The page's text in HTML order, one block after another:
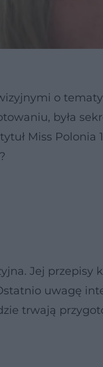
o
była
Miss Polonia
Jej przepisy
uwagę
trwają